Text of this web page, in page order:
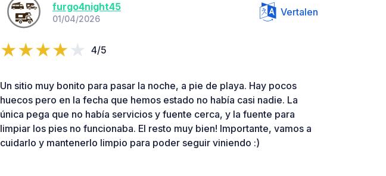
furgo4night45
01/04/2026
Vertalen
4/5
Un sitio muy bonito para pasar la noche, a pie de playa. Hay pocos
huecos pero en la fecha que hemos estado no había casi nadie. La
única pega que no había servicios y fuente cerca, y la fuente para
limpiar los pies no funcionaba. El resto muy bien! Importante, vamos a
cuidarlo y mantenerlo limpio para poder seguir viniendo :)